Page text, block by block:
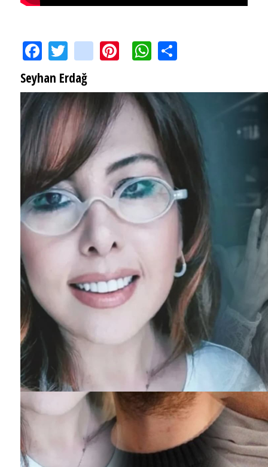
FacebookTwitterinstagramPinterestWhatsApp
Seyhan Erdağ
SEYHAN ERDAĞ YAZDI: Peki Mehmet Ali Erbil bu evliliği neden yaptı?